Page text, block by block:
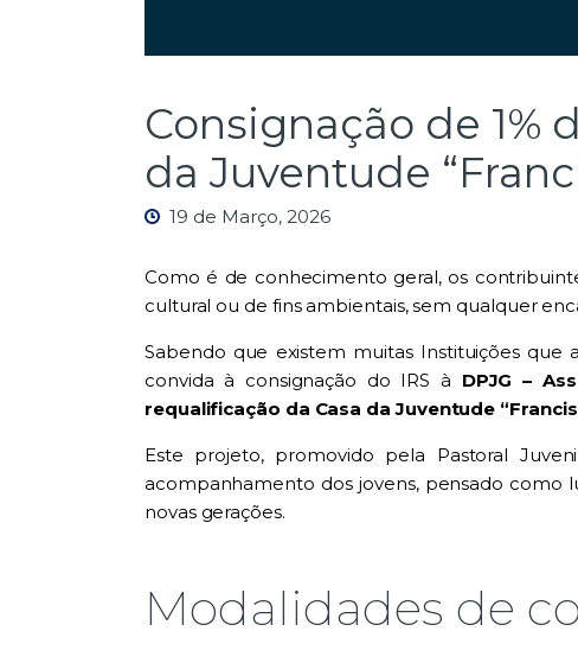
Consignação de 1%
da Juventude
19 de Março, 2026
Como é de conhecimento geral, os
cultural ou de fins ambientais, sem qualquer
Sabendo que existem muitas Instituições
convida à consignação do IRS à DPJG –
requalificação da Casa da Juventude
Este projeto, promovido pela Pastoral
acompanhamento dos jovens, pensado como
novas gerações.
Modalidades de